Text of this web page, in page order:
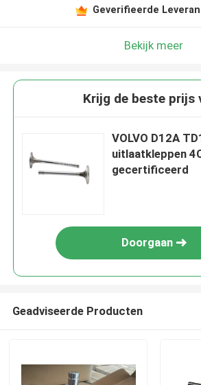
Geverifieerde
Bekijk meer
Krijg de beste prijs
VOLVO D12A
uitlaatkleppen
gecertificeerd
Doorgaan
Geadviseerde Producten